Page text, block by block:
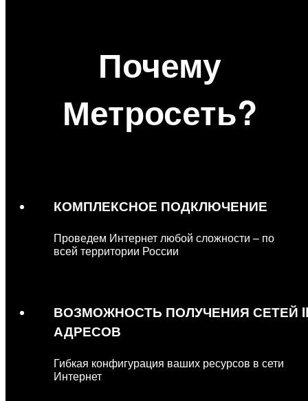
Почему
Метросеть?
КОМПЛЕКСНОЕ ПОДКЛЮЧЕНИЕ
Проведем Интернет любой сложности – по
всей территории России
ВОЗМОЖНОСТЬ ПОЛУЧЕНИЯ СЕТЕЙ
АДРЕСОВ
Гибкая конфигурация ваших ресурсов в сети
Интернет